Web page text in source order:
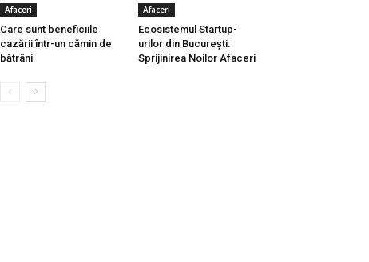
Afaceri
Care sunt beneficiile
cazării într-un cămin de
bătrâni
Afaceri
Ecosistemul Startup-
urilor din București:
Sprijinirea Noilor Afaceri